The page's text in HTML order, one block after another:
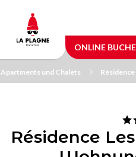
main
content
ONLINE
Apartments und Chalets
Résidence